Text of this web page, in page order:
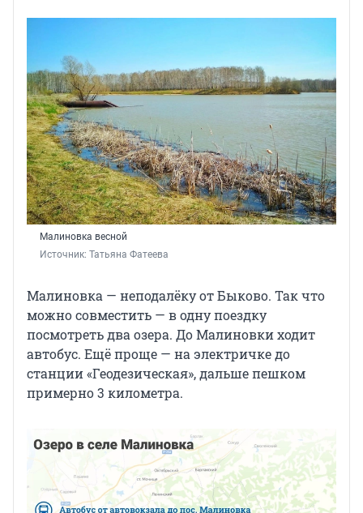
Малиновка весной
Источник: Татьяна Фатеева
Малиновка — неподалёку от Быково. Так что
можно совместить — в одну поездку
посмотреть два озера. До Малиновки ходит
автобус. Ещё проще — на электричке до
станции «Геодезическая», дальше пешком
примерно 3 километра.